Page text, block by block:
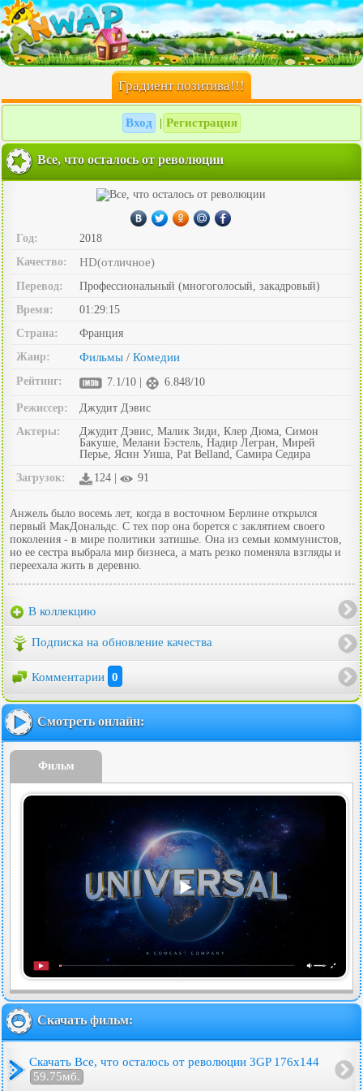
Градиент позитива!!!
Вход Регистрация
Все, что осталось от революции
Год:
2018
Качество:
HD(отличное)
Перевод:
Профессиональный (многоголосый, закадровый)
Время:
01:29:15
Страна:
Франция
Жанр:
Фильмы / Комедии
Рейтинг: 7.1/10 | 6.848/10
Режиссер:
Джудит Дэвис
Актеры:
Джудит Дэвис, Малик Зиди, Клер Дюма, Симон
Бакуше, Мелани Бэстель, Надир Легран, Мирей
Перье, Ясин Уиша, Pat Belland, Самира Седира
Загрузок:
124 | 91
Анжель было восемь лет, когда в восточном Берлине открылся
первый МакДональдс. С тех пор она борется с заклятием своего
поколения - в мире политики затишье. Она из семьи коммунистов,
но ее сестра выбрала мир бизнеса, а мать резко поменяла взгляды и
переехала жить в деревню.
В коллекцию
Подписка на обновление качества
Комментарии 0
Смотреть онлайн:
Фильм
Скачать фильм:
Скачать Все, что осталось от революции 3GP 176x144
59.75мб.